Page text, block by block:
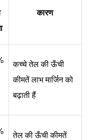
कारण
कच्चे तेल की ऊँची
कीमतें लाभ मार्जिन को
बढ़ाती हैं
तेल की ऊँची कीमतें